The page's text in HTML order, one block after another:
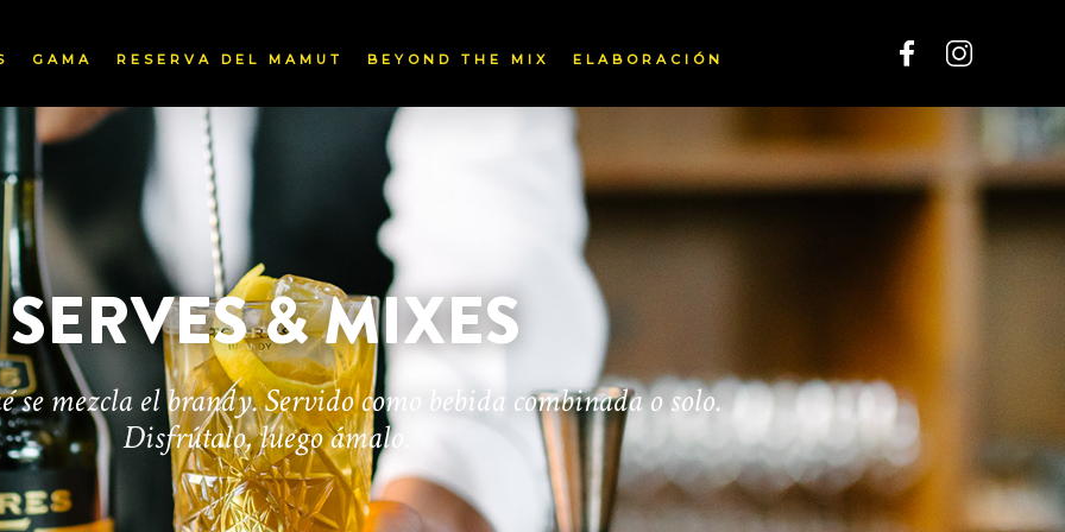
GAMA RESERVA DEL MAMUT BEYOND THE MIX ELABORACIÓN
SERVES & MIXES
se mezcla el brandy. Servido como bebida combinada o solo.
Disfrútalo, luego ámalo.